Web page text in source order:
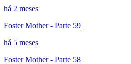
há 2 meses
Foster Mother - Parte 59
há 5 meses
Foster Mother - Parte 58